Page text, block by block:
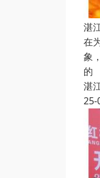
湛
在
象
的
湛
25-